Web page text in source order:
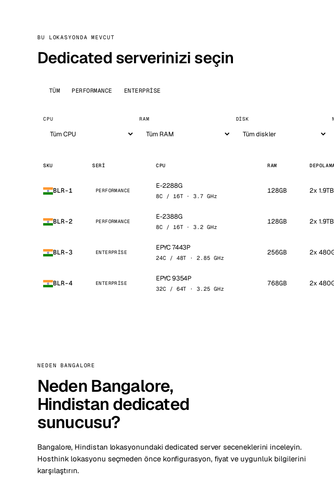
BU LOKASYONDA MEVCUT
Dedicated serverinizi seçin
TÜM PERFORMANCE ENTERPRISE
CPU RAM DISK
SKU SERI CPU RAM
BLR-1 PERFORMANCE
E-2288G
8C / 16T · 3.7 GHz
128GB 2x
BLR-2 PERFORMANCE
E-2388G
8C / 16T · 3.2 GHz
128GB 2x
BLR-3 ENTERPRISE
EPYC 7443P
24C / 48T · 2.85 GHz
256GB 2x
BLR-4 ENTERPRISE
EPYC 9354P
32C / 64T · 3.25 GHz
768GB 2x
NEDEN BANGALORE
Neden Bangalore,
Hindistan dedicated
sunucusu?
Bangalore, Hindistan lokasyonundaki dedicated server seceneklerini inceleyin.
Hosthink lokasyonu seçmeden önce konfigurasyon, fiyat ve uygunluk bilgilerini
karşılaştırın.